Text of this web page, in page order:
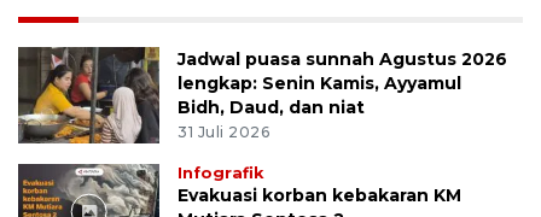
Jadwal puasa sunnah Agustus 2026
lengkap: Senin Kamis, Ayyamul
Bidh, Daud, dan niat
31 Juli 2026
Infografik
Evakuasi korban kebakaran KM